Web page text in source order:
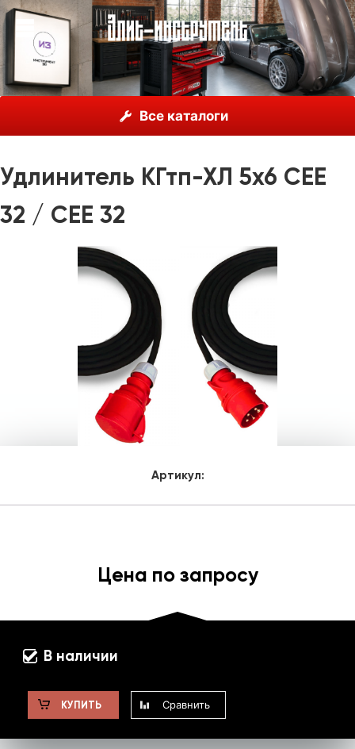
Все каталоги
EDS Industrial
Удлинитель КГтп-ХЛ 5х6 CEE 32 / CEE 32
Удлинитель КГтп-ХЛ 5х6 CEE
32 / CEE 32
Артикул:
Цена по запросу
В наличии
КУПИТЬ Сравнить